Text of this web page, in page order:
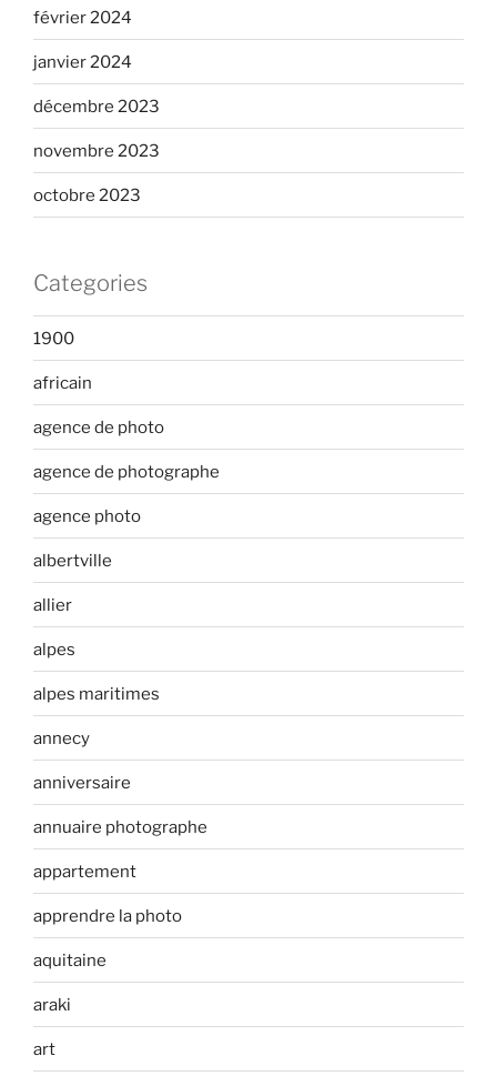
février 2024
janvier 2024
décembre 2023
novembre 2023
octobre 2023
Categories
1900
africain
agence de photo
agence de photographe
agence photo
albertville
allier
alpes
alpes maritimes
annecy
anniversaire
annuaire photographe
appartement
apprendre la photo
aquitaine
araki
art